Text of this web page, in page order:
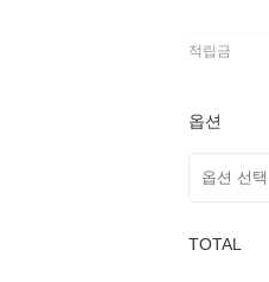
적립금
옵션
TOTAL